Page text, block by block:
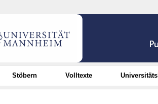
Stöbern Volltexte